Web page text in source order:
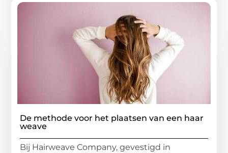
De methode voor het plaatsen van een haar
weave
Bij Hairweave Company, gevestigd in